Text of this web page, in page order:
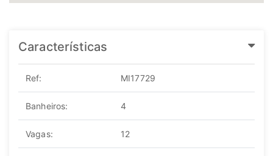
Características
Ref: MI17729
Banheiros: 4
Vagas: 12